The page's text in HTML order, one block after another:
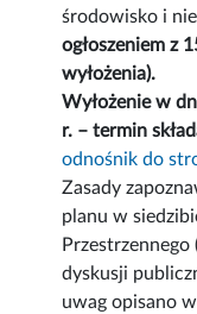
środowisko i
ogłoszeniem z
wyłożenia).
Wyłożenie w
r. – termin
odnośnik do
Zasady
planu w
Przestrzennego
dyskusji
uwag opisano